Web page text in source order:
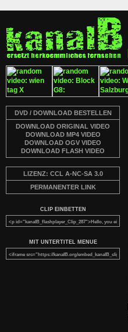
DVD / DOWNLOAD BESTELLEN
DOWNLOAD ORIGINAL VIDEO
DOWNLOAD MP4 VIDEO
DOWNLOAD OGV VIDEO
DOWNLOAD FLASH VIDEO
LIZENZ: CCL A-NC-SA 3.0
PERMANENTER LINK
CLIP EINBETTEN
MIT UNTERTITEL MENUE